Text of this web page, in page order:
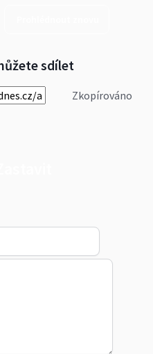
sdílet
Zkopírováno